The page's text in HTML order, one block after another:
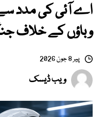
اے آئی کی مدد سے
وباؤں کے خلاف
پیر 8 جون 2026
ویب ڈیسک